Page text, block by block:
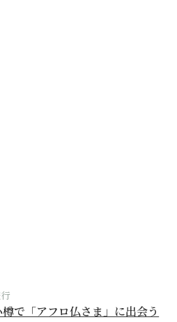
で「アフロ仏さま」に出会う